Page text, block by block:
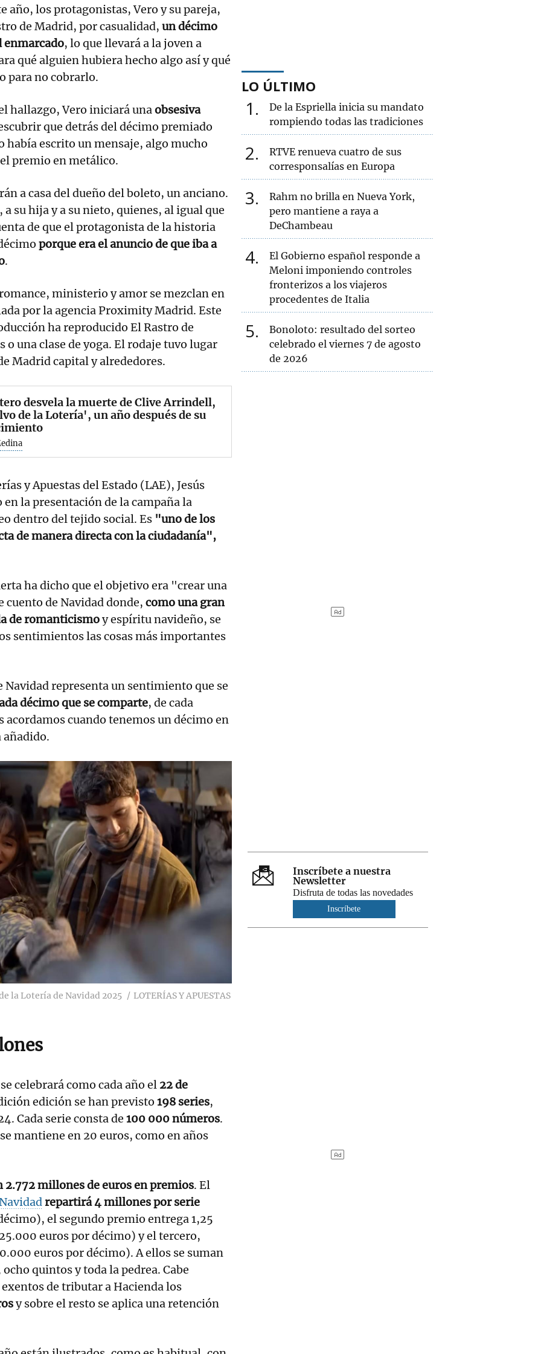
año, los protagonistas, Vero y su pareja,
de Madrid, por casualidad, un décimo
enmarcado, lo que llevará a la joven a
qué alguien hubiera hecho algo así y qué
para no cobrarlo.
hallazgo, Vero iniciará unaobsesiva
que detrás del décimo premiado
había escrito un mensaje, algo mucho
premio en metálico.
a casa del dueño del boleto, un anciano.
su hija y a su nieto, quienes, al igual que
de que el protagonista de la historia
porque era el anuncio de que iba a
.
ministerio y amor se mezclan en
por la agencia Proximity Madrid. Este
ha reproducido El Rastro de
una clase de yoga. El rodaje tuvo lugar
Madrid capital y alrededores.
desvela la muerte de Clive Arrindell,
de la Lotería', un año después de su
y Apuestas del Estado (LAE), Jesús
en la presentación de la campaña la
dentro del tejido social. Es "uno de los
de manera directa con la ciudadanía",
ha dicho que el objetivo era "crear una
de Navidad donde, como una gran
de romanticismoy espíritu navideño, se
sentimientos las cosas más importantes
representa un sentimiento que se
décimo que se comparte, de cada
acordamos cuando tenemos un décimo en
la Lotería de Navidad 2025 LOTERÍAS Y APUESTAS
celebrará como cada año el 22 de
edición se han previsto 198 series,
Cada serie consta de 100 000 números.
mantiene en 20 euros, como en años
2.772 millones de euros en premios. El
repartirá 4 millones por serie
el segundo premio entrega 1,25
euros por décimo) y el tercero,
euros por décimo). A ellos se suman
quintos y toda la pedrea. Cabe
de tributar a Hacienda los
y sobre el resto se aplica una retención
LO ÚLTIMO
1
De la Espriella inicia su mandato
rompiendo todas las tradiciones
2
RTVE renueva cuatro de sus
corresponsalías en Europa
3
Rahm no brilla en Nueva York,
pero mantiene a raya a
DeChambeau
4
El Gobierno español responde a
Meloni imponiendo controles
fronterizos a los viajeros
procedentes de Italia
5
Bonoloto: resultado del sorteo
celebrado el viernes 7 de agosto
de 2026
Inscríbete a nuestra
Newsletter
Disfruta de todas las novedades
Inscríbete